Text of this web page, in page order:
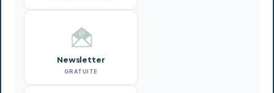
Newsletter
GRATUITE